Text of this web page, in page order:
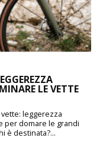
LE VETTE
leggerezza
per domare le grandi
è destinata?...